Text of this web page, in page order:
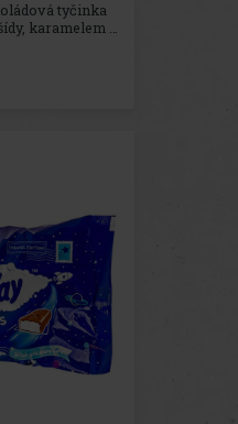
tyčinka
karamelem a
mléčnou